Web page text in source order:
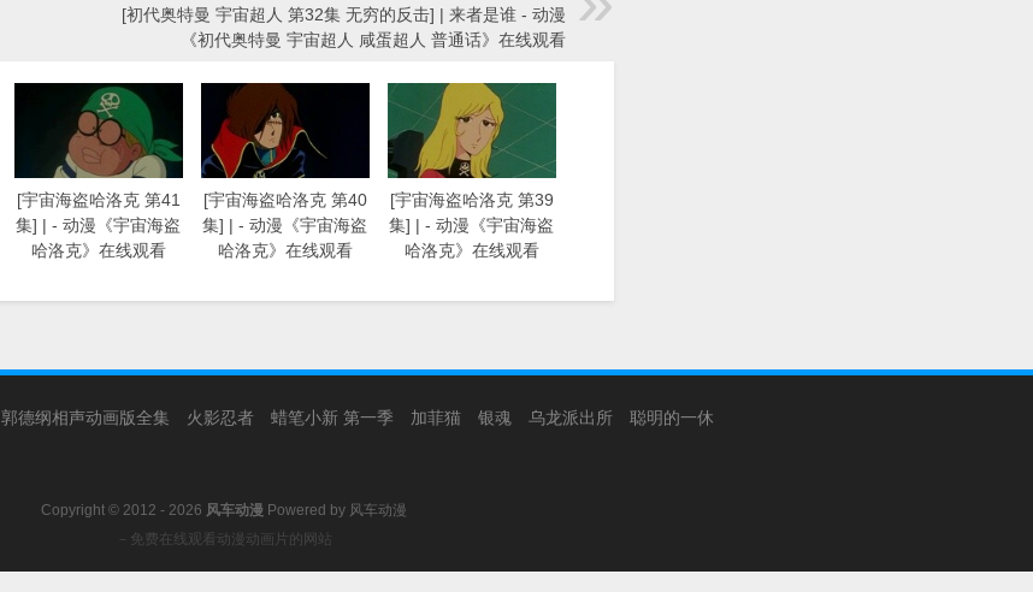
[初代奥特曼 宇宙超人 第32集 无穷的反击] | 来者是谁 - 动漫
《初代奥特曼 宇宙超人 咸蛋超人 普通话》在线观看
[宇宙海盗哈洛克 第41
集] | - 动漫《宇宙海盗
哈洛克》在线观看
[宇宙海盗哈洛克 第40
集] | - 动漫《宇宙海盗
哈洛克》在线观看
[宇宙海盗哈洛克 第39
集] | - 动漫《宇宙海盗
哈洛克》在线观看
郭德纲相声动画版全集 火影忍者 蜡笔小新 第一季 加菲猫 银魂 乌龙派出所 聪明的一休
Copyright © 2012 - 2026 风车动漫 Powered by 风车动漫
－免费在线观看动漫动画片的网站